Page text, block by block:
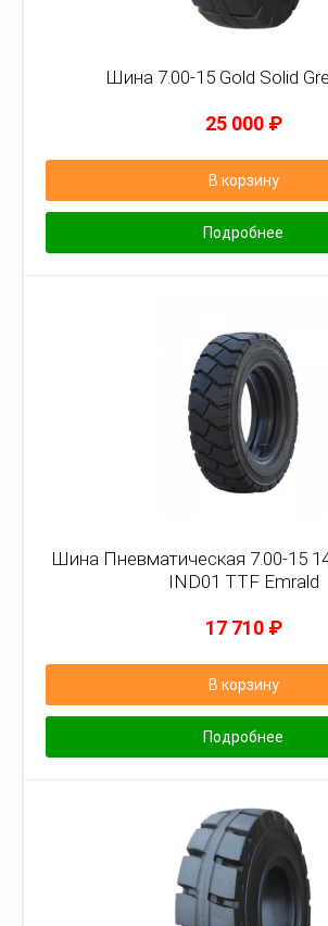
Шина 7.00-15 Gold Solid
25 000 ₽
В корзину
Подробнее
Шина Пневматическая 7.00-15
IND01 TTF Emrald
17 710 ₽
В корзину
Подробнее